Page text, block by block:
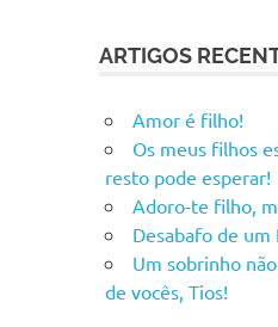
ARTIGOS
Amor é filho!
Os meus filhos
resto pode esperar!
Adoro-te filho,
Desabafo de um
Um sobrinho
de vocês, Tios!